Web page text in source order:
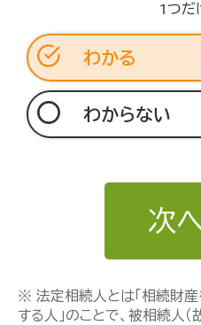
1つだ
わかる
わからない
次
※ 法定相続人とは「相続財
する人」のことで、被相続人（